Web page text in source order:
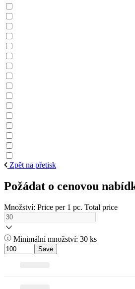
Zpět na přetisk
Požádat o cenovou
Množství: Price per 1 pc. Total price
Minimální množství: 30 ks
Save